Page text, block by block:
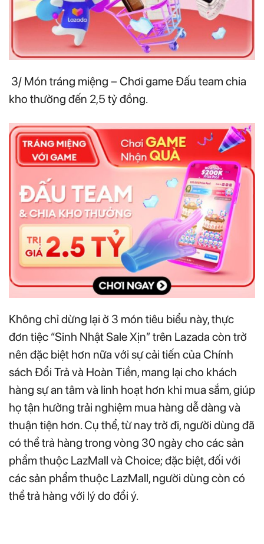
3/ Món tráng miệng – Chơi game Đấu team chia
kho thưởng đến 2,5 tỷ đồng.
Không chỉ dừng lại ở 3 món tiêu biểu này, thực
đơn tiệc “Sinh Nhật Sale Xịn” trên Lazada còn trở
nên đặc biệt hơn nữa với sự cải tiến của Chính
sách Đổi Trả và Hoàn Tiền, mang lại cho khách
hàng sự an tâm và linh hoạt hơn khi mua sắm, giúp
họ tận hưởng trải nghiệm mua hàng dễ dàng và
thuận tiện hơn. Cụ thể, từ nay trở đi, người dùng đã
có thể trả hàng trong vòng 30 ngày cho các sản
phẩm thuộc LazMall và Choice; đặc biệt, đối với
các sản phẩm thuộc LazMall, người dùng còn có
thể trả hàng với lý do đổi ý.